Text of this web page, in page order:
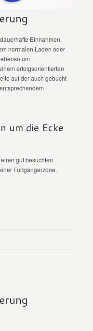
Einnahmen,
normalen Laden oder
um
erfolgsorientierten
auf der auch gebucht
um die Ecke
gut besuchten
Fußgängerzone.